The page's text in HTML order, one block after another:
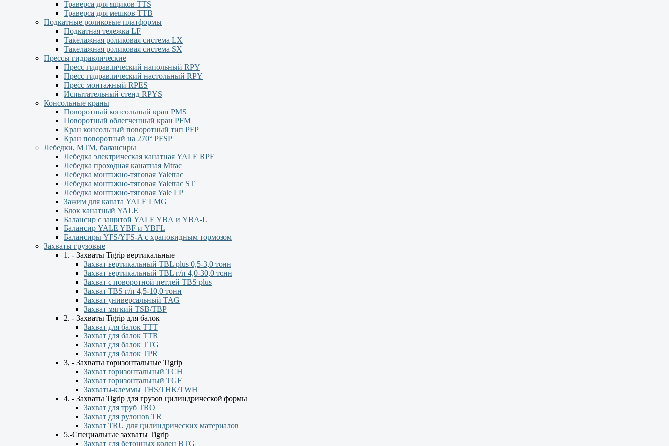
Траверса для ящиков ТТS
Траверса для мешков ТТВ
Подкатные роликовые платформы
Подкатная тележка LF
Такелажная роликовая система LX
Такелажная роликовая система SX
Прессы гидравлические
Пресс гидравлический напольный RPY
Пресс гидравлический настольный RPY
Пресс монтажный RPES
Испытательный стенд RPYS
Консольные краны
Поворотный консольный кран PMS
Поворотный облегченный кран PFM
Кран консольный поворотный тип PFP
Кран поворотный на 270° PFSP
Лебедки, МТМ, балансиры
Лебедка электрическая канатная YALE RPE
Лебедка проходная канатная Mtrac
Лебедка монтажно-тяговая Yaletrac
Лебедка монтажно-тяговая Yaletrac ST
Лебедка монтажно-тяговая Yale LP
Зажим для каната YALE LMG
Блок канатный YALE
Балансир с защитой YALE YBА и YBА-L
Балансир YALE YBF и YBFL
Балансиры YFS/YFS-A с храповидным тормозом
Захваты грузовые
1. - Захваты Tigrip вертикальные
Захват вертикальный TBL plus 0,5-3,0 тонн
Захват вертикальный TBL г/п 4,0-30,0 тонн
Захват с поворотной петлей TBS plus
Захват TBS г/п 4,5-10,0 тонн
Захват универсальный TAG
Захват мягкий TSB/TBP
2. - Захваты Tigrip для балок
Захват для балок ТТТ
Захват для балок TTR
Захват для балок TTG
Захват для балок TPR
3, - Захваты горизонтальные Tigrip
Захват горизонтальный ТСН
Захват горизонтальный ТGF
Захваты-клеммы THS/THK/TWH
4. - Захваты Tigrip для грузов цилиндрической формы
Захват для труб TRO
Захват для рулонов TR
Захват TRU для цилиндрических материалов
5.-Специальные захваты Tigrip
Захват для бетонных колец BTG